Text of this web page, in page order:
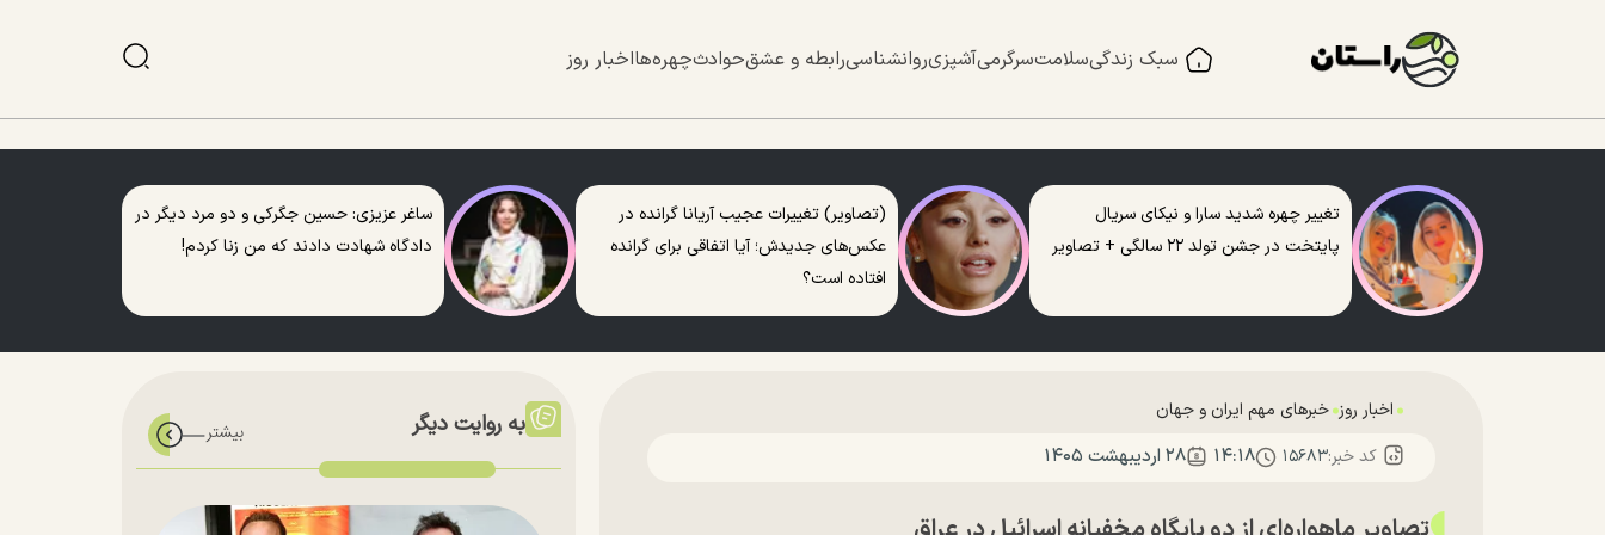
سبک زندگیسلامتسرگرمیآشپزیروانشناسیرابطه و عشقحوادثچهره‌هااخبار روز
تغییر چهره شدید سارا و نیکای سریال
پایتخت در جشن تولد ۲۲ سالگی + تصاویر
(تصاویر) تغییرات عجیب آریانا گرانده در
عکس‌های جدیدش؛ آیا اتفاقی برای گرانده
افتاده است؟
ساغر عزیزی: حسین جگرکی و دو مرد دیگر در
دادگاه شهادت دادند که من زنا کردم!
اخبار روز خبرهای مهم ایران و جهان
کد خبر:۱۵۶۸۳ ۱۴:۱۸ ۲۸ ارديبهشت ۱۴۰۵
به روایت دیگر